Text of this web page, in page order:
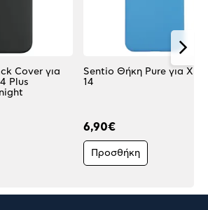
Cover για
Plus
Sentio Θήκη Pure για
14
6,90€
Προσθήκη